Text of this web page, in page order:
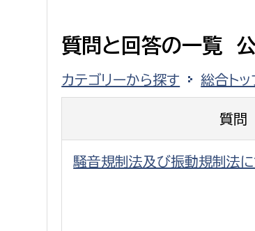
上下水道局
経営総務課
給排水業務課
下水道整備課
浄水管理課
質問と回答の一覧 公
カテゴリーから探す 総合トッ
質問
騒音規制法及び振動規制法